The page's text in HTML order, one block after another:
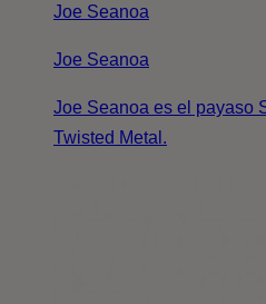
Joe Seanoa
Joe Seanoa
Joe Seanoa es el payaso
Twisted Metal.